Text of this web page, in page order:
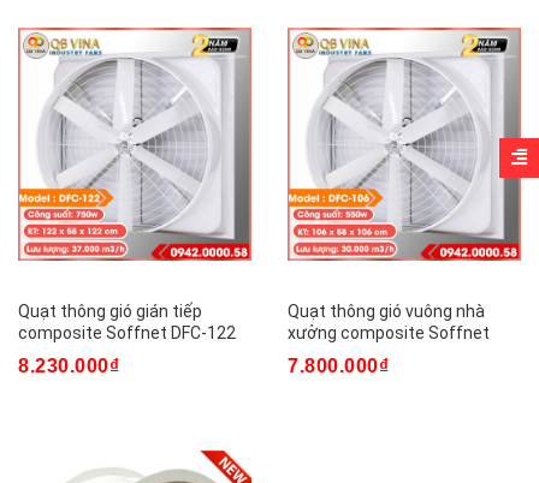
Quạt thông gió gián tiếp
composite Soffnet DFC-122
8.230.000₫
Quạt thông gió vuông nhà
xưởng composite Soffnet
DFC-106
7.800.000₫